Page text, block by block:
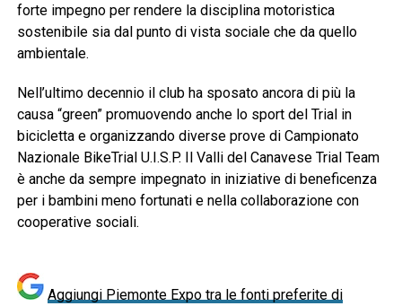
forte impegno per rendere la disciplina motoristica
sostenibile sia dal punto di vista sociale che da quello
ambientale.
Nell’ultimo decennio il club ha sposato ancora di più la
causa “green” promuovendo anche lo sport del Trial in
bicicletta e organizzando diverse prove di Campionato
Nazionale BikeTrial U.I.S.P. Il Valli del Canavese Trial Team
è anche da sempre impegnato in iniziative di beneficenza
per i bambini meno fortunati e nella collaborazione con
cooperative sociali.
Aggiungi Piemonte Expo tra le fonti preferite di